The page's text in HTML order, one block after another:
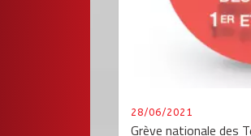
28/06/2021
Grève nationale des